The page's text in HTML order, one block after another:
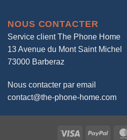
NOUS CONTACTER
Service client The Phone Home
13 Avenue du Mont Saint Michel
73000 Barberaz
Nous contacter par email
contact@the-phone-home.com
Visa PayPal